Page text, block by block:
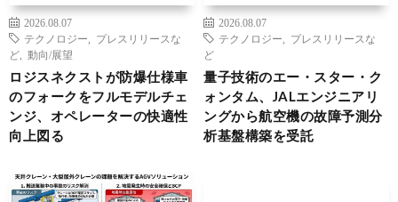
2026.08.07
テクノロジー
プレスリリースな
ど
動向/展望
ロジスネクストが防爆仕様車
のフォークをフルモデルチェ
ンジ、オペレーターの快適性
向上図る
2026.08.07
テクノロジー
プレスリリースな
ど
量子技術のエー・スター・ク
ォンタム、JALエンジニアリ
ングから航空機の故障予測分
析基盤構築を受託